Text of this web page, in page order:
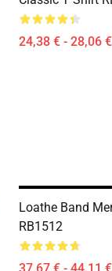
24,38 € - 28,06 €
Loathe Band
RB1512